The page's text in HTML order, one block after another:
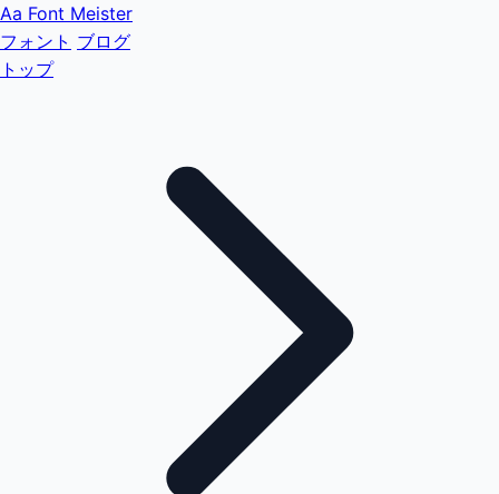
Aa Font Meister
フォント ブログ
トップ